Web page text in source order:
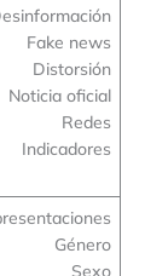
Fake news
Distorsión
Noticia oficial
Redes
Indicadores
Género
Sexo